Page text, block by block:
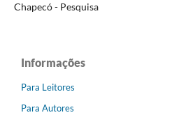
Chapecó - Pesquisa
Informações
Para Leitores
Para Autores